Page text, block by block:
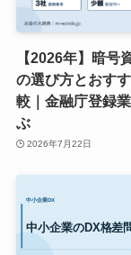
【2026年】暗号
の選び方とおす
較｜金融庁登録
ぶ
2026年7月22日